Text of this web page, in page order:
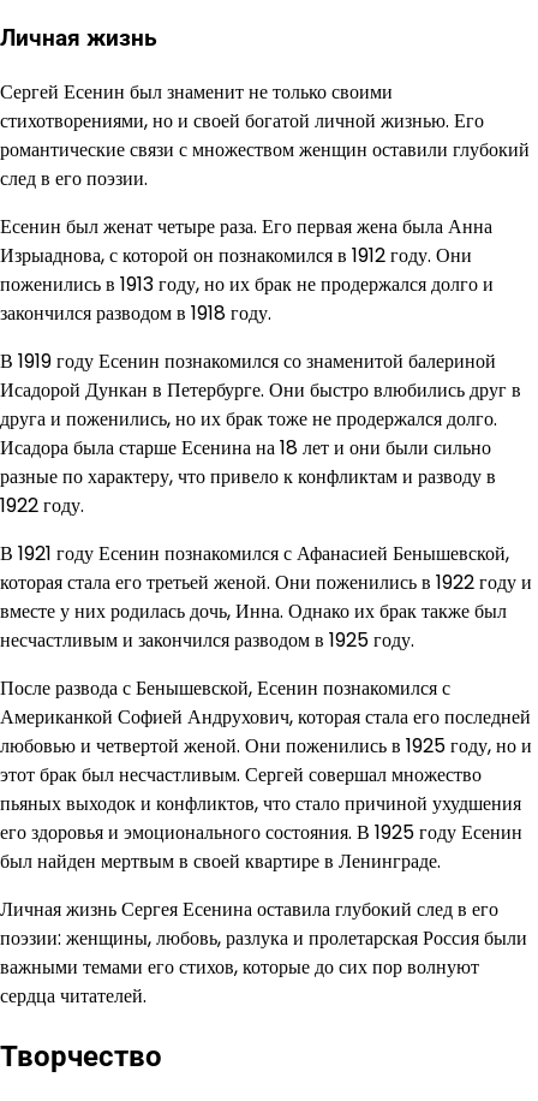
Личная жизнь
Сергей Есенин был знаменит не только своими
стихотворениями, но и своей богатой личной жизнью. Его
романтические связи с множеством женщин оставили глубокий
след в его поэзии.
Есенин был женат четыре раза. Его первая жена была Анна
Изрыаднова, с которой он познакомился в 1912 году. Они
поженились в 1913 году, но их брак не продержался долго и
закончился разводом в 1918 году.
В 1919 году Есенин познакомился со знаменитой балериной
Исадорой Дункан в Петербурге. Они быстро влюбились друг в
друга и поженились, но их брак тоже не продержался долго.
Исадора была старше Есенина на 18 лет и они были сильно
разные по характеру, что привело к конфликтам и разводу в
1922 году.
В 1921 году Есенин познакомился с Афанасией Бенышевской,
которая стала его третьей женой. Они поженились в 1922 году и
вместе у них родилась дочь, Инна. Однако их брак также был
несчастливым и закончился разводом в 1925 году.
После развода с Бенышевской, Есенин познакомился с
Американкой Софией Андрухович, которая стала его последней
любовью и четвертой женой. Они поженились в 1925 году, но и
этот брак был несчастливым. Сергей совершал множество
пьяных выходок и конфликтов, что стало причиной ухудшения
его здоровья и эмоционального состояния. В 1925 году Есенин
был найден мертвым в своей квартире в Ленинграде.
Личная жизнь Сергея Есенина оставила глубокий след в его
поэзии: женщины, любовь, разлука и пролетарская Россия были
важными темами его стихов, которые до сих пор волнуют
сердца читателей.
Творчество